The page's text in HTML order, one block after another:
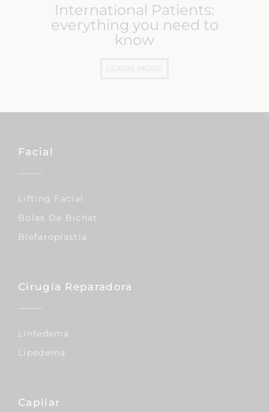
International Patients:
everything you need to
know
Facial
Lifting Facial
Bolas De Bichat
Blefaroplastia
Cirugía Reparadora
Linfedema
Lipedema
Capilar